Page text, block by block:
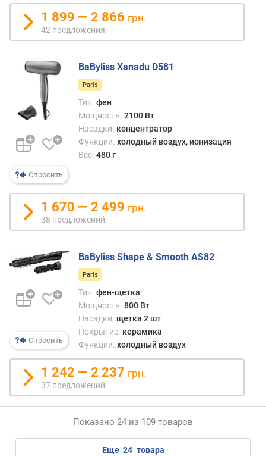
щ
е
т
к
я
м
я
н
с
а
д
к
а
К
о
а
д
а
о
с
а
а
1 899 — 2 866 грн.
42 предложения
Спросить
BaByliss Xanadu D581
Paris
Тип: фен
Мощность: 2100 Вт
Насадки: концентратор
Функции: холодный воздух, ионизация
Вес: 480 г
1 670 — 2 499 грн.
38 предложений
Спросить
BaByliss Shape & Smooth AS82
Paris
Тип: фен-щетка
Мощность: 800 Вт
Насадки: щетка 2 шт
Покрытие: керамика
Функции: холодный воздух
1 242 — 2 237 грн.
37 предложений
Показано 24 из 109 товаров
еще 24 товара